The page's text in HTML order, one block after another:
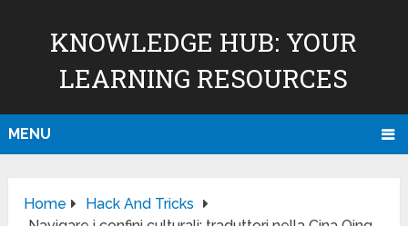
KNOWLEDGE HUB: YOUR
LEARNING RESOURCES
MENU
Home
Hack And Tricks